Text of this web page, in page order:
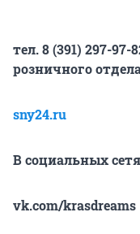
тел. 8 (391) 297-
розничного
sny24.ru
В социальных
vk.com/krasdreams